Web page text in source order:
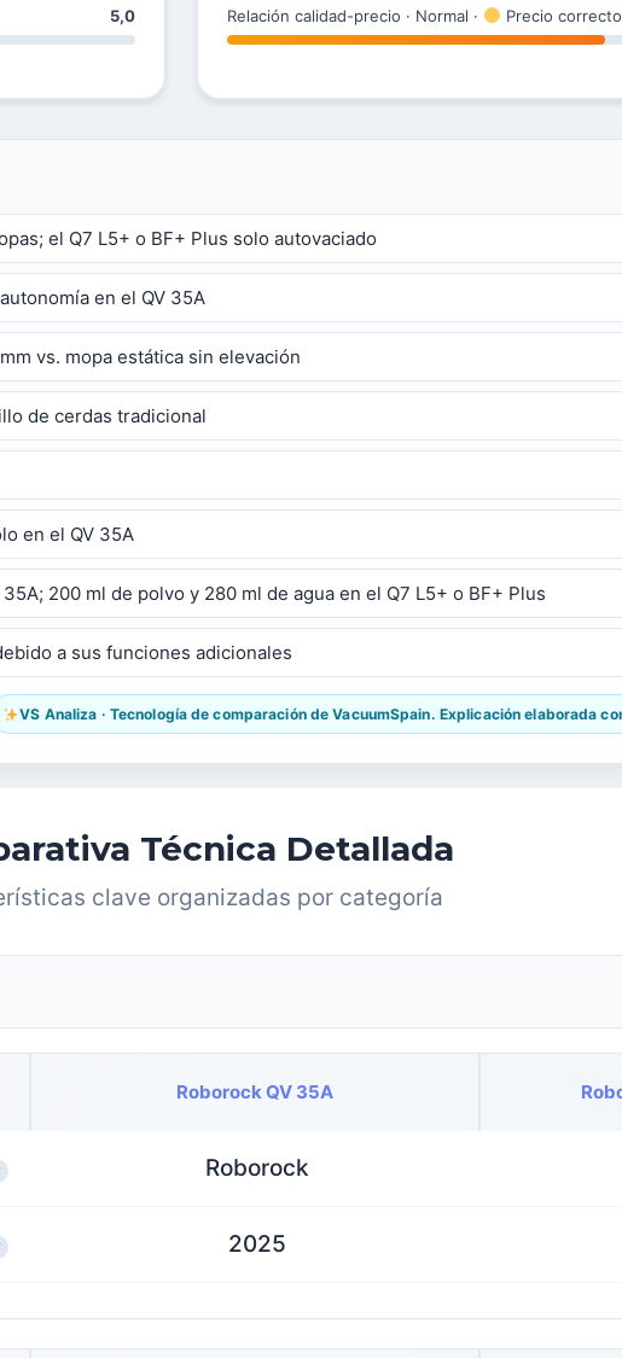
5,0 Relación calidad-precio · Normal · Precio correcto
el Q7 L5+ o BF+ Plus solo autovaciado
en el QV 35A
vs. mopa estática sin elevación
de cerdas tradicional
en el QV 35A
200 ml de polvo y 280 ml de agua en el Q7 L5+ o BF+ Plus
a sus funciones adicionales
VS Analiza · Tecnología de comparación de VacuumSpain. Explicación elaborada
Técnica Detallada
clave organizadas por categoría
Roborock QV 35A
Roborock
2025